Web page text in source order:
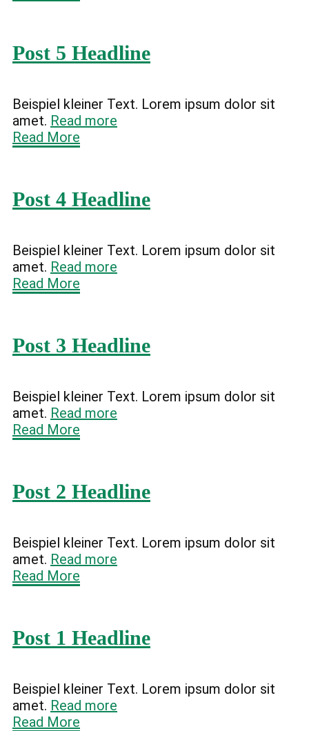
Post 5 Headline
Beispiel kleiner Text. Lorem ipsum dolor sit
amet. Read more
Read More
Post 4 Headline
Beispiel kleiner Text. Lorem ipsum dolor sit
amet. Read more
Read More
Post 3 Headline
Beispiel kleiner Text. Lorem ipsum dolor sit
amet. Read more
Read More
Post 2 Headline
Beispiel kleiner Text. Lorem ipsum dolor sit
amet. Read more
Read More
Post 1 Headline
Beispiel kleiner Text. Lorem ipsum dolor sit
amet. Read more
Read More